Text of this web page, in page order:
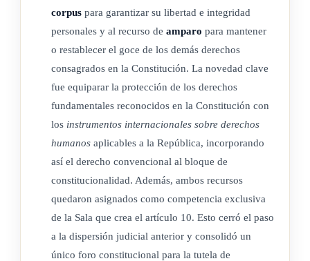
corpus para garantizar su libertad e integridad
personales y al recurso de amparo para mantener
o restablecer el goce de los demás derechos
consagrados en la Constitución. La novedad clave
fue equiparar la protección de los derechos
fundamentales reconocidos en la Constitución con
los instrumentos internacionales sobre derechos
humanos aplicables a la República, incorporando
así el derecho convencional al bloque de
constitucionalidad. Además, ambos recursos
quedaron asignados como competencia exclusiva
de la Sala que crea el artículo 10. Esto cerró el paso
a la dispersión judicial anterior y consolidó un
único foro constitucional para la tutela de